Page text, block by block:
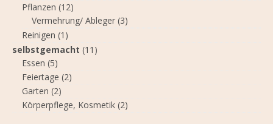
Pflanzen (12)
Vermehrung/ Ableger (3)
Reinigen (1)
selbstgemacht (11)
Essen (5)
Feiertage (2)
Garten (2)
Körperpflege, Kosmetik (2)